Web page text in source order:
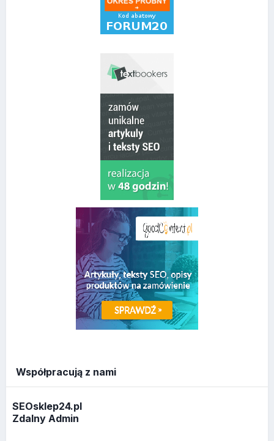
Współpracują z nami
SEOsklep24.pl
Zdalny Admin